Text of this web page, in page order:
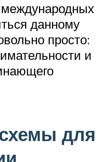
данному
просто:
и
для